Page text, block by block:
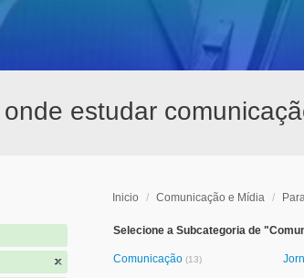
estudar
Inicio / Comunicação e Mídia /
Selecione a Subcategoria de
Comunicação (13)